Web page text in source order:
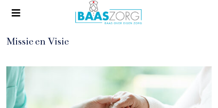
Missie en Visie